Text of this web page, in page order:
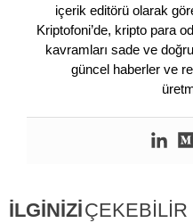
içerik editörü olarak
Kriptofoni’de, kripto para
kavramları sade ve
güncel haberler ve
İLGİNİZİÇEKEBİLİR